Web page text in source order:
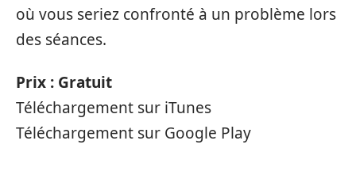
où vous seriez confronté à un problème lors
des séances.
Prix : Gratuit
Téléchargement sur iTunes
Téléchargement sur Google Play